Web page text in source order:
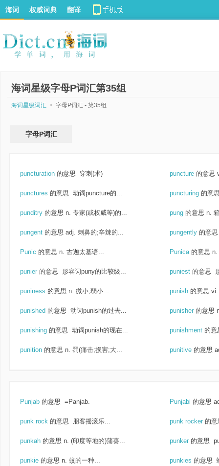
海词 权威词典 翻译
海词星级字母P词汇第35组
海词星级词汇 > 字母P词汇 - 第35组
字母P词汇
puncturation 的意思 穿刺(术) puncture 的意思
punctures 的意思 动词puncture的... puncturing 的意
punditry 的意思 n. 专家(或权威等)的... pung 的意思 n.
pungent 的意思 adj. 刺鼻的;辛辣的... pungently 的意思
Punic 的意思 n. 古迦太基语... Punica 的意思
punier 的意思 形容词puny的比较级... puniest 的意思
puniness 的意思 n. 微小;弱小... punish 的意思 vi.
punished 的意思 动词punish的过去... punisher 的意思
punishing 的意思 动词punish的现在... punishment 的意
punition 的意思 n. 罚(痛击;损害;大... punitive 的意思
Punjab 的意思 =Panjab. Punjabi 的意思
punk rock 的意思 朋客摇滚乐... punk rocker 的意
punkah 的意思 n. (印度等地的)蒲葵... punker 的意思
punkie 的意思 n. 蚊的一种... punkies 的意思